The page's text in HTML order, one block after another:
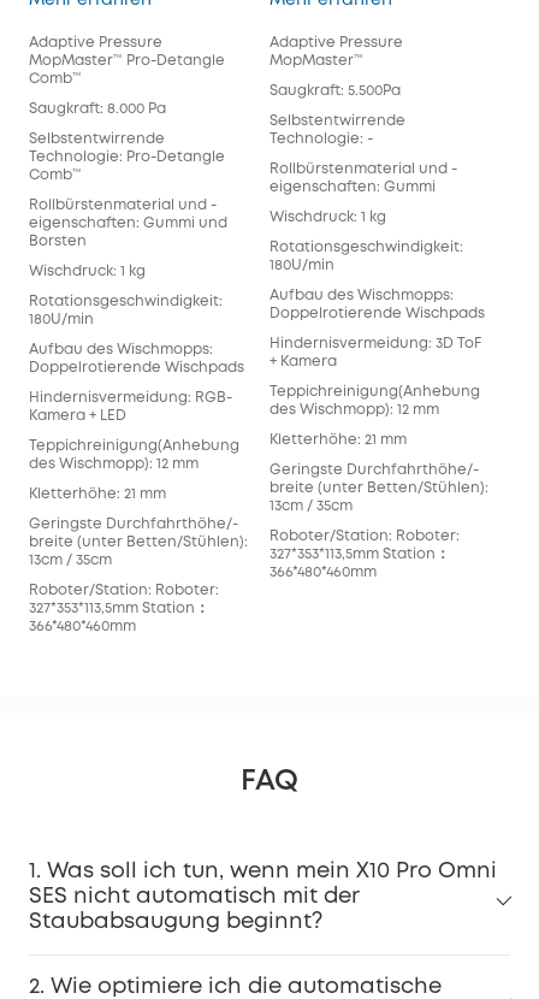
Adaptive Pressure
MopMaster™ Pro-Detangle
Comb™
Saugkraft: 8.000 Pa
Selbstentwirrende
Technologie: Pro-Detangle
Comb™
Rollbürstenmaterial und -
eigenschaften: Gummi und
Borsten
Wischdruck: 1 kg
Rotationsgeschwindigkeit:
180U/min
Aufbau des Wischmopps:
Doppelrotierende Wischpads
Hindernisvermeidung: RGB-
Kamera + LED
Teppichreinigung(Anhebung
des Wischmopp): 12 mm
Kletterhöhe: 21 mm
Geringste Durchfahrthöhe/-
breite (unter Betten/Stühlen):
13cm / 35cm
Roboter/Station: Roboter:
327*353*113,5mm Station：
366*480*460mm
Adaptive Pressure
MopMaster™
Saugkraft: 5.500Pa
Selbstentwirrende
Technologie: -
Rollbürstenmaterial und -
eigenschaften: Gummi
Wischdruck: 1 kg
Rotationsgeschwindigkeit:
180U/min
Aufbau des Wischmopps:
Doppelrotierende Wischpads
Hindernisvermeidung: 3D ToF
+ Kamera
Teppichreinigung(Anhebung
des Wischmopp): 12 mm
Kletterhöhe: 21 mm
Geringste Durchfahrthöhe/-
breite (unter Betten/Stühlen):
13cm / 35cm
Roboter/Station: Roboter:
327*353*113,5mm Station：
366*480*460mm
FAQ
1. Was soll ich tun, wenn mein X10 Pro Omni
SES nicht automatisch mit der
Staubabsaugung beginnt?
2. Wie optimiere ich die automatische